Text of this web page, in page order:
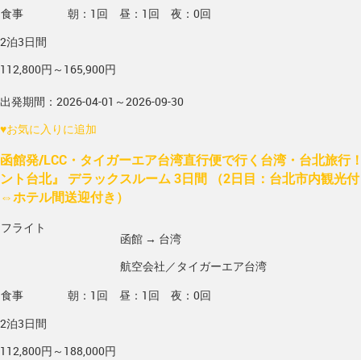
食事
朝：1回 昼：1回 夜：0回
2泊3日間
112,800円～165,900円
出発期間：2026-04-01～2026-09-30
♥お気に入りに追加
函館発/LCC・タイガーエア台湾直行便で行く台湾・台北旅行
ント台北』 デラックスルーム 3日間 （2日目：台北市内観光
⇔ホテル間送迎付き）
フライト
函館 → 台湾
航空会社／タイガーエア台湾
食事
朝：1回 昼：1回 夜：0回
2泊3日間
112,800円～188,000円